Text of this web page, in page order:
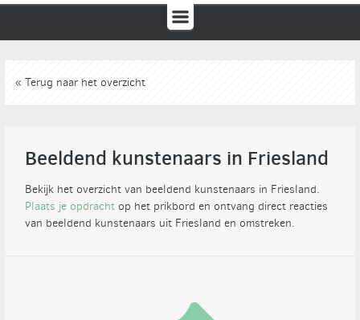
« Terug naar het overzicht
Beeldend kunstenaars in Friesland
Bekijk het overzicht van beeldend kunstenaars in Friesland.
Plaats je opdracht op het prikbord en ontvang direct reacties
van beeldend kunstenaars uit Friesland en omstreken.